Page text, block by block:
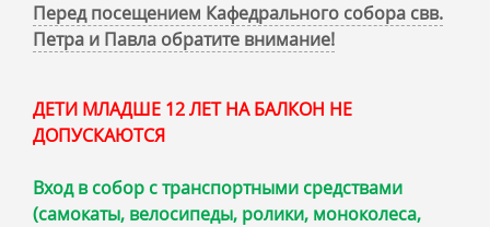
Перед посещением Кафедрального собора свв.
Петра и Павла обратите внимание!
ДЕТИ МЛАДШЕ 12 ЛЕТ НА БАЛКОН НЕ
ДОПУСКАЮТСЯ
Вход в собор с транспортными средствами
(самокаты, велосипеды, ролики, моноколеса,